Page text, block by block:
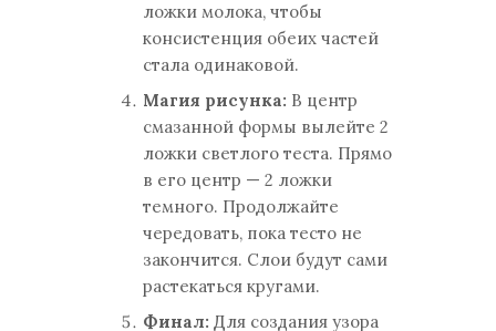
ложки молока, чтобы
консистенция обеих частей
стала одинаковой.
Магия рисунка: В центр
смазанной формы вылейте 2
ложки светлого теста. Прямо
в его центр — 2 ложки
темного. Продолжайте
чередовать, пока тесто не
закончится. Слои будут сами
растекаться кругами.
Финал: Для создания узора